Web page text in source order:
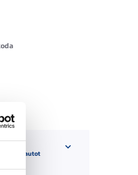
hyötyautot